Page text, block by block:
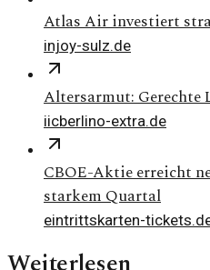
Atlas Air investiert
injoy-sulz.de
Altersarmut: Gerechte
iicberlino-extra.de
CBOE-Aktie erreicht
starkem Quartal
eintrittskarten-